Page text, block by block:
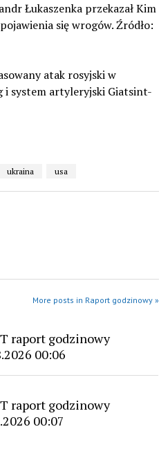
Łukaszenka przekazał Kim
się wrogów. Źródło:
atak rosyjski w
i system artyleryjski Giatsint-
ukraina usa
More posts in Raport godzinowy »
raport godzinowy
00:06
raport godzinowy
00:07